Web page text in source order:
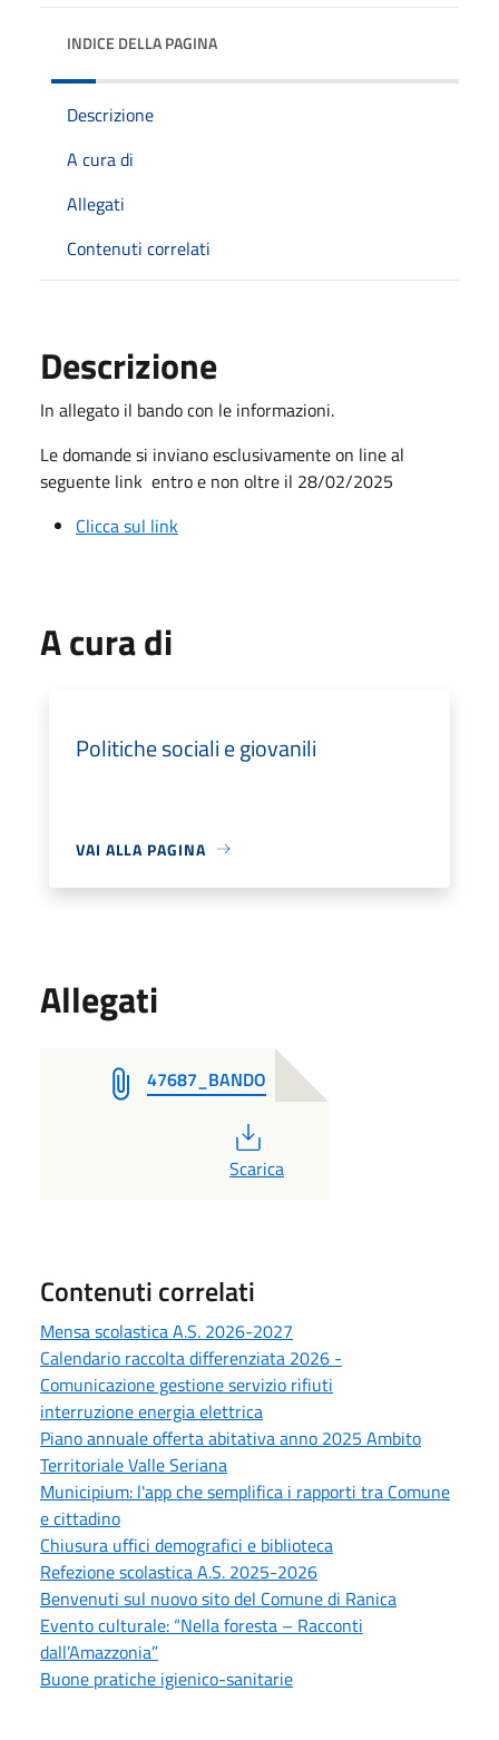
INDICE DELLA PAGINA
Descrizione
A cura di
Allegati
Contenuti correlati
Descrizione
In allegato il bando con le informazioni.
Le domande si inviano esclusivamente on line al
seguente link entro e non oltre il 28/02/2025
Clicca sul link
A cura di
Politiche sociali e giovanili
VAI ALLA PAGINA
Allegati
47687_BANDO
PDF
Scarica
Contenuti correlati
Mensa scolastica A.S. 2026-2027
Calendario raccolta differenziata 2026 -
Comunicazione gestione servizio rifiuti
interruzione energia elettrica
Piano annuale offerta abitativa anno 2025 Ambito
Territoriale Valle Seriana
Municipium: l'app che semplifica i rapporti tra Comune
e cittadino
Chiusura uffici demografici e biblioteca
Refezione scolastica A.S. 2025-2026
Benvenuti sul nuovo sito del Comune di Ranica
Evento culturale: “Nella foresta – Racconti
dall’Amazzonia”
Buone pratiche igienico-sanitarie